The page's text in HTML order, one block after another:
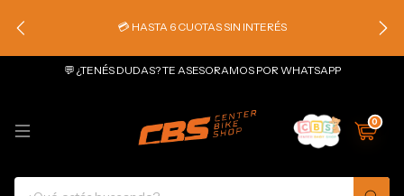
💳 HASTA 6 CUOTAS SIN INTERÉS
💬 ¿TENÉS DUDAS? TE ASESORAMOS POR WHATSAPP
0